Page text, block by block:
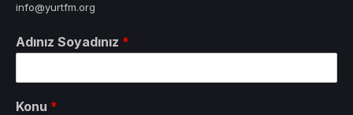
info@yurtfm.org
Adınız Soyadınız *
Konu *